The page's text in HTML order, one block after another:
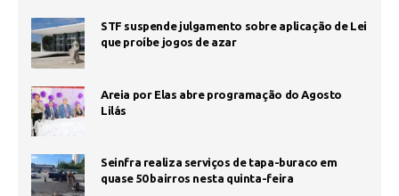
STF suspende julgamento sobre aplicação de Lei
que proíbe jogos de azar
Areia por Elas abre programação do Agosto
Lilás
Seinfra realiza serviços de tapa-buraco em
quase 50 bairros nesta quinta-feira